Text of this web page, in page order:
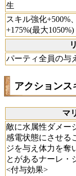
生
スキル強化+500%
+175%(最大1050%)
パーティ全員の与
アクションス
マ
敵に水属性ダメー
感電状態にさせる
ジを与え体力を奪
とがあるナーレ・
<付与効果>